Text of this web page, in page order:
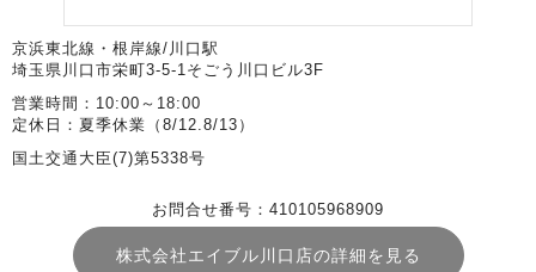
京浜東北線・根岸線/川口駅
埼玉県川口市栄町3-5-1そごう川口ビル3F
営業時間：10:00～18:00
定休日：夏季休業（8/12.8/13）
国土交通大臣(7)第5338号
お問合せ番号：410105968909
株式会社エイブル川口店の詳細を見る